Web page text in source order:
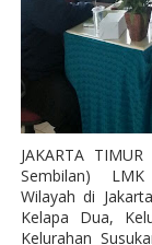
JAKARTA
Sembilan) LMK
Wilayah di
Kelapa Dua,
Kelurahan